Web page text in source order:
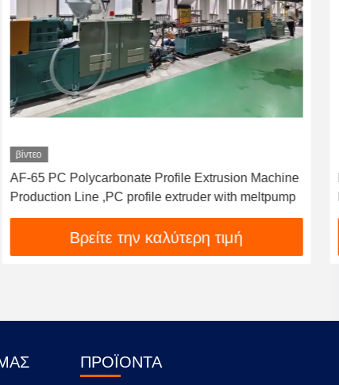
βίντεο
AF-65 PC Polycarbonate Profile Extrusion Machine
Production Line ,PC profile extruder with meltpump
Βρείτε την καλύτερη τιμή
ΠΡΟΪΌΝΤΑ